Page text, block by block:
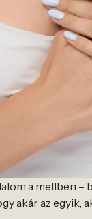
a mellben
akár az egyik,